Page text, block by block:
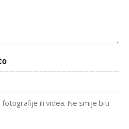
ili videa. Ne smije biti